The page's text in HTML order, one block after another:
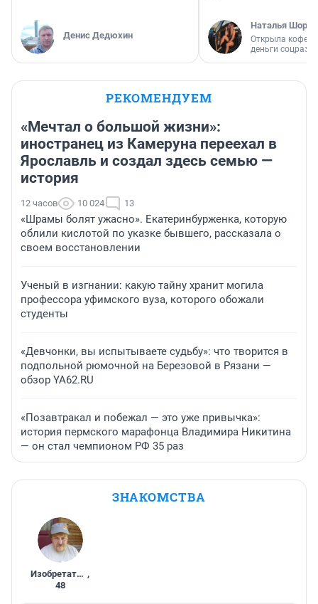
Денис Дедюхин
Наталья
Открыла
деньги
РЕКОМЕНДУЕМ
«Мечтал о большой жизни»:
иностранец из Камеруна переехал в
Ярославль и создал здесь семью —
история
12 часов 10 024 13
«Шрамы болят ужасно». Екатеринбурженка, которую
облили кислотой по указке бывшего, рассказала о
своем восстановлении
Ученый в изгнании: какую тайну хранит могила
профессора уфимского вуза, которого обожали
студенты
«Девчонки, вы испытываете судьбу»: что творится в
подпольной рюмочной на Березовой в Рязани —
обзор YA62.RU
«Позавтракал и побежал — это уже привычка»:
история пермского марафонца Владимира Никитина
— он стал чемпионом РФ 35 раз
ЗНАКОМСТВА
Изобретатель ,
48